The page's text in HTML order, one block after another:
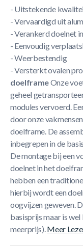
- Uitstekende
- Vervaardigd uit
- Verankerd doelnet
- Eenvoudig
- Weerbestendig
- Versterkt ovalen
doelframeOnze
geheel
modules vervoerd.
door onze
doelframe. De
inbegrepen in de
De montage bij een
doelnet in het
hebben een
hierbij wordt een
oogvijzen geweven.
basisprijs maar is
meerprijs).Meer